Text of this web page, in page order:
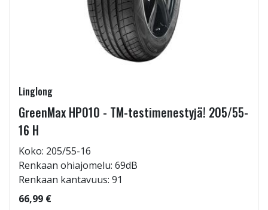
Linglong
GreenMax HP010 - TM-testimenestyjä! 205/55-
16 H
Koko: 205/55-16
Renkaan ohiajomelu: 69dB
Renkaan kantavuus: 91
66,99 €